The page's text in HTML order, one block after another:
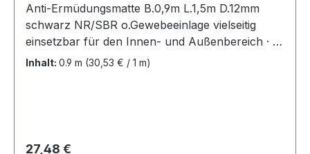
Anti-Ermüdungsmatte B.0,9m L.1,5m D.12mm
schwarz NR/SBR o.Gewebeeinlage vielseitig
einsetzbar für den Innen- und Außenbereich · u.
a. als Fußmatte · einsetzbar am Arbeitsplatz ·
Inhalt: 0.9 m (30,53 € / 1 m)
Regulärer Preis:
27,48 €